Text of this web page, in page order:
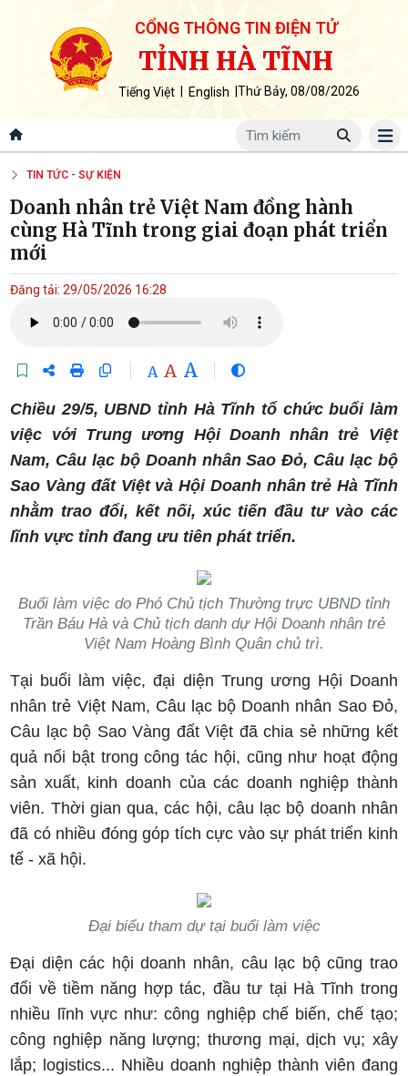
CỔNG THÔNG TIN ĐIỆN TỬ
TỈNH HÀ TĨNH
Tiếng Việt English Thứ Bảy, 08/08/2026
TIN TỨC - SỰ KIỆN
Doanh nhân trẻ Việt Nam đồng hành
cùng Hà Tĩnh trong giai đoạn phát triển
mới
Đăng tải: 29/05/2026 16:28
A A A
Chiều 29/5, UBND tỉnh Hà Tĩnh tổ chức buổi làm
việc với Trung ương Hội Doanh nhân trẻ Việt
Nam, Câu lạc bộ Doanh nhân Sao Đỏ, Câu lạc bộ
Sao Vàng đất Việt và Hội Doanh nhân trẻ Hà Tĩnh
nhằm trao đổi, kết nối, xúc tiến đầu tư vào các
lĩnh vực tỉnh đang ưu tiên phát triển.
Buổi làm việc do Phó Chủ tịch Thường trực UBND tỉnh
Trần Báu Hà và Chủ tịch danh dự Hội Doanh nhân trẻ
Việt Nam Hoàng Bình Quân chủ trì.
Tại buổi làm việc, đại diện Trung ương Hội Doanh
nhân trẻ Việt Nam, Câu lạc bộ Doanh nhân Sao Đỏ,
Câu lạc bộ Sao Vàng đất Việt đã chia sẻ những kết
quả nổi bật trong công tác hội, cũng như hoạt động
sản xuất, kinh doanh của các doanh nghiệp thành
viên. Thời gian qua, các hội, câu lạc bộ doanh nhân
đã có nhiều đóng góp tích cực vào sự phát triển kinh
tế - xã hội.
Đại biểu tham dự tại buổi làm việc
Đại diện các hội doanh nhân, câu lạc bộ cũng trao
đổi về tiềm năng hợp tác, đầu tư tại Hà Tĩnh trong
nhiều lĩnh vực như: công nghiệp chế biến, chế tạo;
công nghiệp năng lượng; thương mại, dịch vụ; xây
lắp; logistics... Nhiều doanh nghiệp thành viên đang